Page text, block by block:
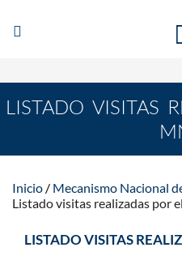
Abrir/Cerrar
navegación
EL MECANISMO
LISTADO VISITAS
Inicio
Mecanismo Nacional
Listado visitas realizadas por
LISTADO VISITAS